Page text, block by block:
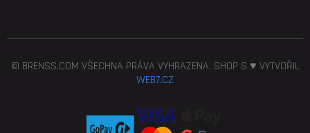
© BRENSS.COM VŠECHNA PRÁVA VYHRAZENA. SHOP S ♥ VYTVOŘIL
WEB7.CZ